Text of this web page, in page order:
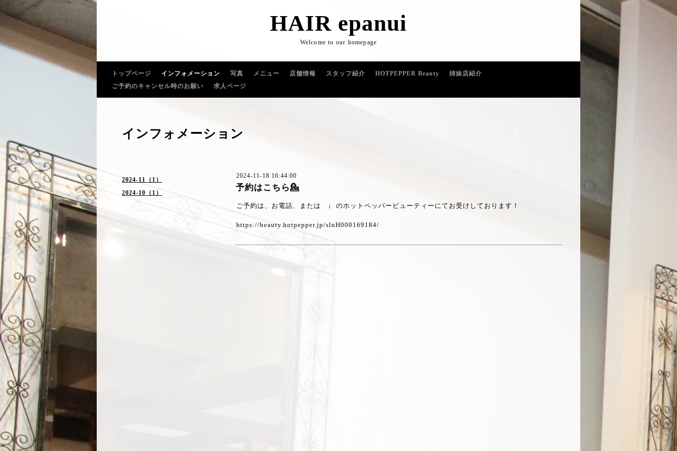
HAIR epanui
Welcome to our homepage
トップページ インフォメーション 写真 メニュー 店舗情報 スタッフ紹介 HOTPEPPER Beauty
姉妹店紹介
ご予約のキャンセル時のお願い
求人ページ
2024-11（1）
2024-10（1）
インフォメーション
2024-11-18 16:44:00
予約はこちら💁
ご予約は、お電話、または ↓ のホットペッパービューティーにてお受けしております！
https://beauty.hotpepper.jp/slnH000169184/